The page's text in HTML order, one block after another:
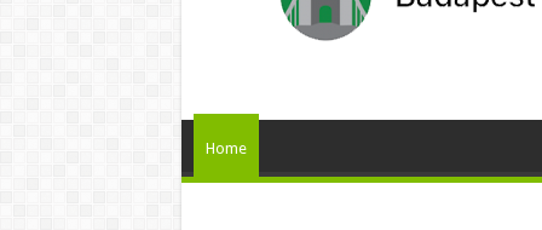
Home